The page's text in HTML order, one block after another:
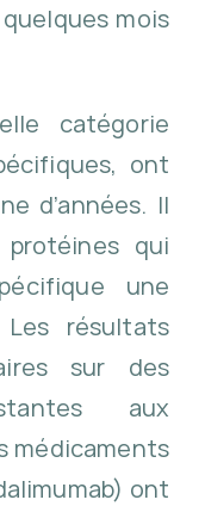
mois
catégorie
ont
d’années. Il
protéines qui
une
résultats
sur des
aux
médicaments
ont